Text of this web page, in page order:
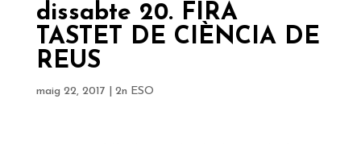
dissabte 20. FIRA
TASTET DE CIÈNCIA DE
REUS
maig 22, 2017 2n ESO